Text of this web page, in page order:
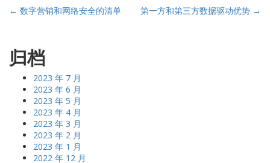
Post
← 数字营销和网络安全的清单 第一方和第三方数据驱动优势 →
归档
2023 年 7 月
2023 年 6 月
2023 年 5 月
2023 年 4 月
2023 年 3 月
2023 年 2 月
2023 年 1 月
2022 年 12 月